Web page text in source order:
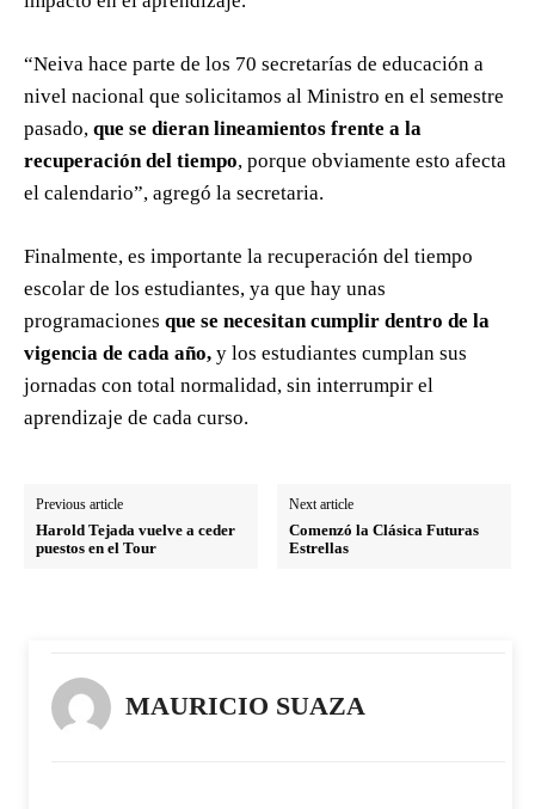
“Neiva hace parte de los 70 secretarías de educación a
nivel nacional que solicitamos al Ministro en el semestre
pasado, que se dieran lineamientos frente a la
recuperación del tiempo, porque obviamente esto afecta
el calendario”, agregó la secretaria.
Finalmente, es importante la recuperación del tiempo
escolar de los estudiantes, ya que hay unas
programaciones que se necesitan cumplir dentro de la
vigencia de cada año, y los estudiantes cumplan sus
jornadas con total normalidad, sin interrumpir el
aprendizaje de cada curso.
Previous article
Harold Tejada vuelve a ceder
puestos en el Tour
Next article
Comenzó la Clásica Futuras
Estrellas
MAURICIO SUAZA